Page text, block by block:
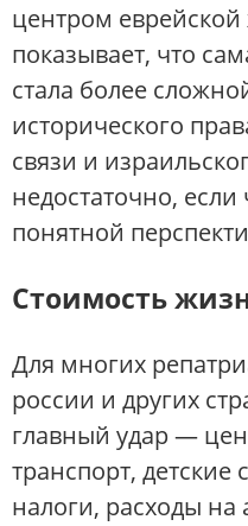
центром
показывает, что
стала более
исторического
связи и
недостаточно, если
понятной
Стоимость
Для многих
россии и других
главный удар —
транспорт,
налоги, расходы